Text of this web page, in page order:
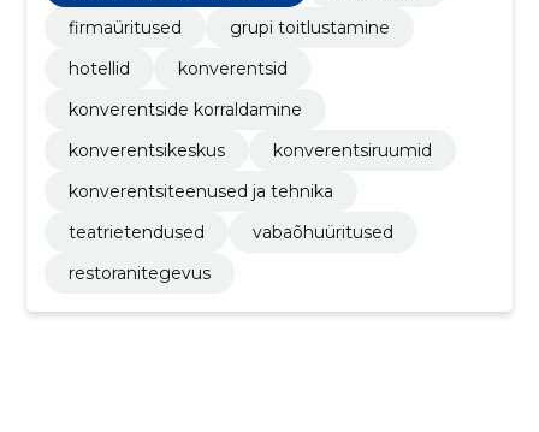
firmaüritused
grupi toitlustamine
hotellid
konverentsid
konverentside korraldamine
konverentsikeskus
konverentsiruumid
konverentsiteenused ja tehnika
teatrietendused
vabaõhuüritused
restoranitegevus